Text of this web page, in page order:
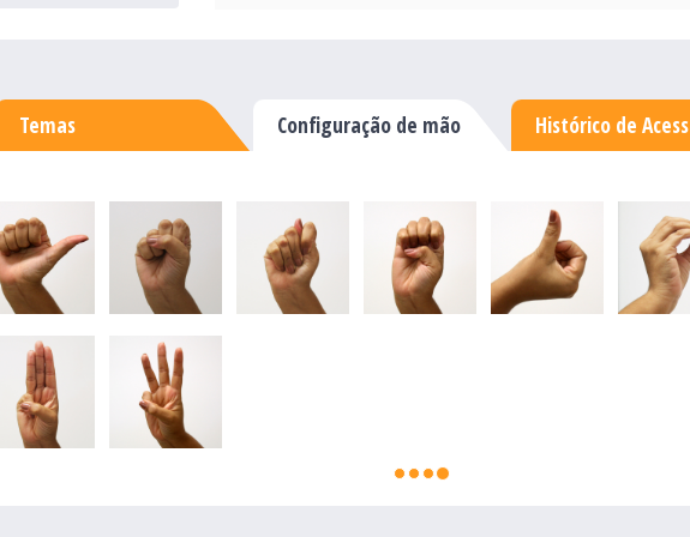
Temas Configuração de mão Histórico de